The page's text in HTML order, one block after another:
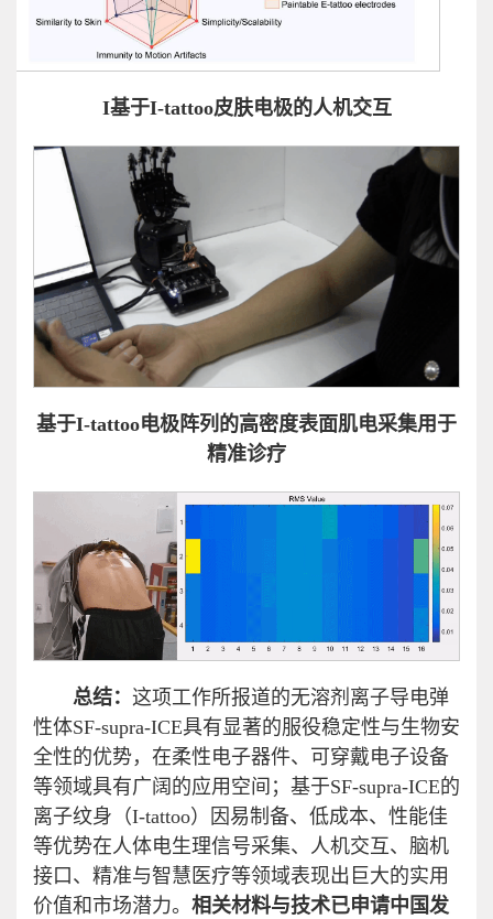
I基于I-tattoo皮肤电极的人机交互
基于I-tattoo电极阵列的高密度表面肌电采集用于
精准诊疗
总结： 这项工作所报道的无溶剂离子导电弹
性体SF-supra-ICE具有显著的服役稳定性与生物安
全性的优势，在柔性电子器件、可穿戴电子设备
等领域具有广阔的应用空间；基于SF-supra-ICE的
离子纹身（I-tattoo）因易制备、低成本、性能佳
等优势在人体电生理信号采集、人机交互、脑机
接口、精准与智慧医疗等领域表现出巨大的实用
价值和市场潜力。 相关材料与技术已申请中国发